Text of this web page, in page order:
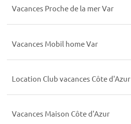
Vacances Proche de la mer Var
Vacances Mobil home Var
Location Club vacances Côte d'Azur
Vacances Maison Côte d'Azur